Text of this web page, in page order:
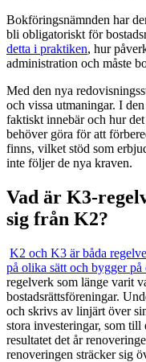
Bokföringsnämnden har
bli obligatoriskt för
detta i praktiken, hur
administration och måste
Med den nya
och vissa utmaningar. I
faktiskt innebär och hur
behöver göra för att
finns, vilket stöd som
inte följer de nya kraven.
Vad är K3-
sig från K2?
K2 och K3 är båda
på olika sätt och bygger
regelverk som länge varit
bostadsrättsföreningar.
och skrivs av linjärt över
stora investeringar, som
resultatet det år
renoveringen sträcker sig